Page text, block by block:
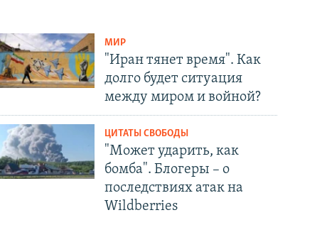
МИР
"Иран тянет время". Как
долго будет ситуация
между миром и войной?
ЦИТАТЫ СВОБОДЫ
"Может ударить, как
бомба". Блогеры – о
последствиях атак на
Wildberries